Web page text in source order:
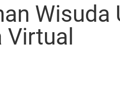
Virtual